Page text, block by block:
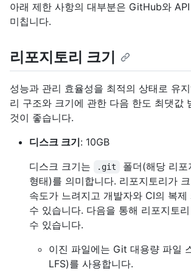
아래 제한 사항의 대부분은 GitHub와
미칩니다.
리포지토리 크기
성능과 관리 효율성을 최적의 상태로 유
리 구조와 크기에 관한 다음 한도 최댓값
것이 좋습니다.
디스크 크기: 10GB
디스크 크기는
.git
폴더(해당 리포
형태)를 의미합니다. 리포지토리가
속도가 느려지고 개발자와 CI의 복제
수 있습니다. 다음을 통해 리포지토
수 있습니다.
이진 파일에는 Git 대용량 파일
LFS)를 사용합니다.